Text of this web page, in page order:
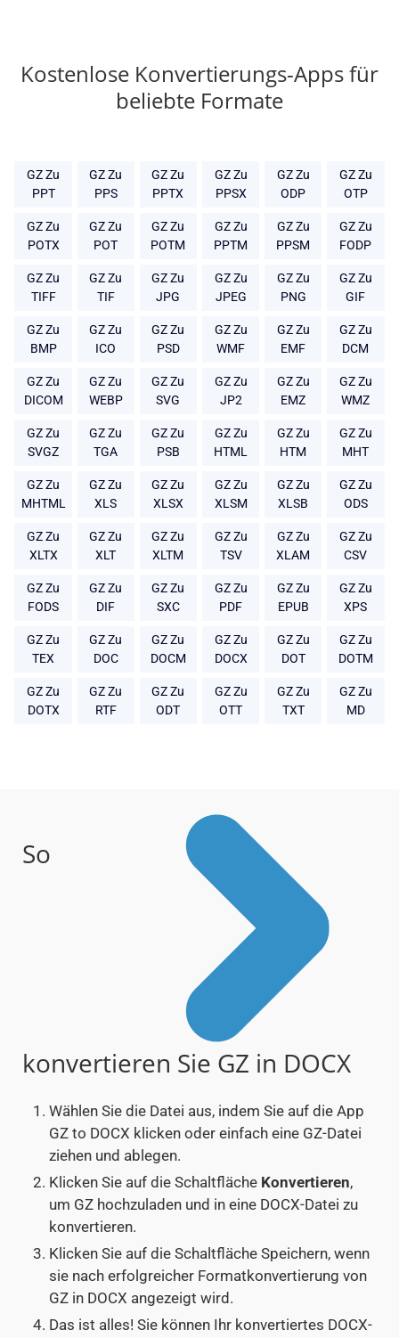
Kostenlose Konvertierungs-Apps für
beliebte Formate
GZ Zu
PPT
GZ Zu
PPS
GZ Zu
PPTX
GZ Zu
PPSX
GZ Zu
ODP
GZ Zu
OTP
GZ Zu
POTX
GZ Zu
POT
GZ Zu
POTM
GZ Zu
PPTM
GZ Zu
PPSM
GZ Zu
FODP
GZ Zu
TIFF
GZ Zu
TIF
GZ Zu
JPG
GZ Zu
JPEG
GZ Zu
PNG
GZ Zu
GIF
GZ Zu
BMP
GZ Zu
ICO
GZ Zu
PSD
GZ Zu
WMF
GZ Zu
EMF
GZ Zu
DCM
GZ Zu
DICOM
GZ Zu
WEBP
GZ Zu
SVG
GZ Zu
JP2
GZ Zu
EMZ
GZ Zu
WMZ
GZ Zu
SVGZ
GZ Zu
TGA
GZ Zu
PSB
GZ Zu
HTML
GZ Zu
HTM
GZ Zu
MHT
GZ Zu
MHTML
GZ Zu
XLS
GZ Zu
XLSX
GZ Zu
XLSM
GZ Zu
XLSB
GZ Zu
ODS
GZ Zu
XLTX
GZ Zu
XLT
GZ Zu
XLTM
GZ Zu
TSV
GZ Zu
XLAM
GZ Zu
CSV
GZ Zu
FODS
GZ Zu
DIF
GZ Zu
SXC
GZ Zu
PDF
GZ Zu
EPUB
GZ Zu
XPS
GZ Zu
TEX
GZ Zu
DOC
GZ Zu
DOCM
GZ Zu
DOCX
GZ Zu
DOT
GZ Zu
DOTM
GZ Zu
DOTX
GZ Zu
RTF
GZ Zu
ODT
GZ Zu
OTT
GZ Zu
TXT
GZ Zu
MD
So
konvertieren Sie GZ in DOCX
Wählen Sie die Datei aus, indem Sie auf die App
GZ to DOCX klicken oder einfach eine GZ-Datei
ziehen und ablegen.
Klicken Sie auf die Schaltfläche Konvertieren,
um GZ hochzuladen und in eine DOCX-Datei zu
konvertieren.
Klicken Sie auf die Schaltfläche Speichern, wenn
sie nach erfolgreicher Formatkonvertierung von
GZ in DOCX angezeigt wird.
Das ist alles! Sie können Ihr konvertiertes DOCX-